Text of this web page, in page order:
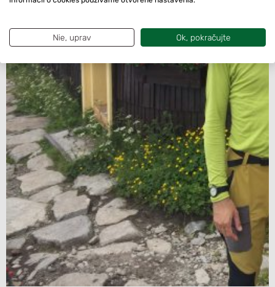
Nie, uprav Ok, pokračujte